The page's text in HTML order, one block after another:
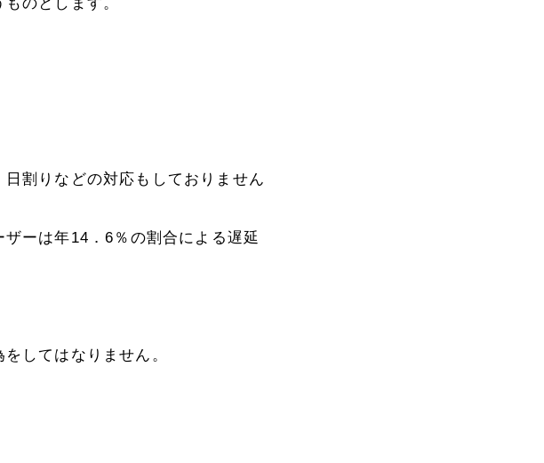
割りなどの対応もしておりません
ーは年14．6％の割合による遅延
してはなりません。